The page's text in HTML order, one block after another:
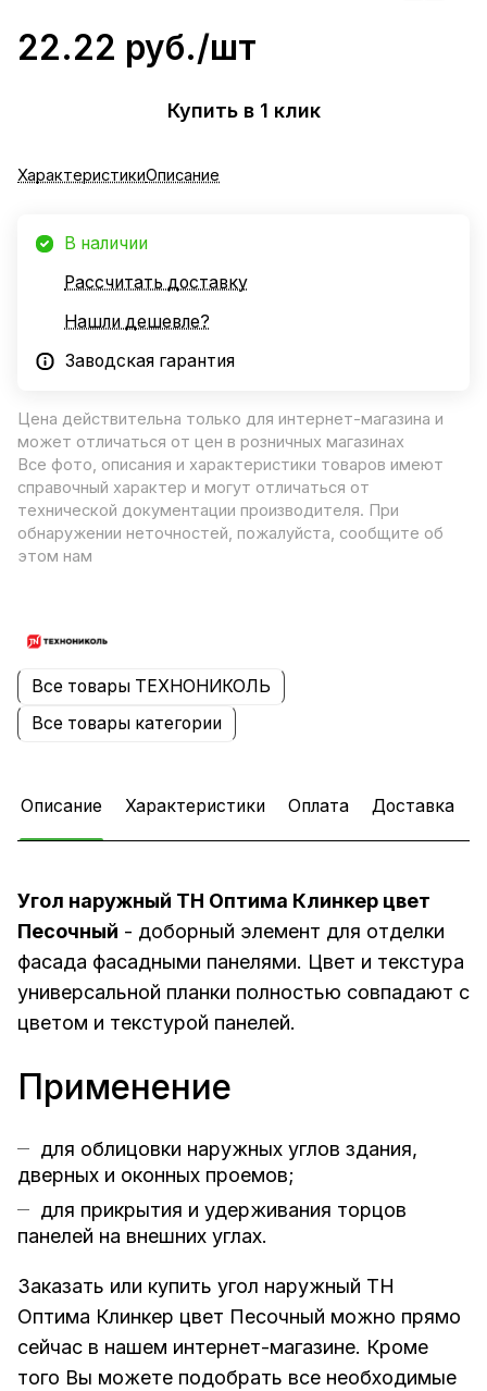
22.22 руб./шт
Купить в 1 клик
ХарактеристикиОписание
В наличии
Рассчитать доставку
Нашли дешевле?
Заводская гарантия
Цена действительна только для интернет-магазина и
может отличаться от цен в розничных магазинах
Все фото, описания и характеристики товаров имеют
справочный характер и могут отличаться от
технической документации производителя. При
обнаружении неточностей, пожалуйста, сообщите об
этом нам
Все товары ТЕХНОНИКОЛЬ
Все товары категории
Описание Характеристики Оплата Доставка
Угол наружный ТН Оптима Клинкер цвет
Песочный - доборный элемент для отделки
фасада фасадными панелями. Цвет и текстура
универсальной планки полностью совпадают с
цветом и текстурой панелей.
Применение
для облицовки наружных углов здания,
дверных и оконных проемов;
для прикрытия и удерживания торцов
панелей на внешних углах.
Заказать или купить угол наружный ТН
Оптима Клинкер цвет Песочный можно прямо
сейчас в нашем интернет-магазине. Кроме
того Вы можете подобрать все необходимые